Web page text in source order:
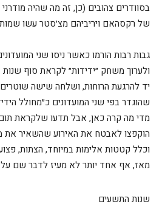
של רקסהאם ויריביהם מצ׳סטר עשו
גבות רבות הורמו כאשר ניסו שני
יד להרגעת הרוחות, ושלחה שישה
שהוגדר בפי שני המועדונים כ״מחולל
מדי מה קרה כאן, אבל תדעו שלקראת
הוקפצו לאבטח את האירוע שהשאיר את
וכלל קטטות אלימות במיוחד, הצתות,
מאז, אף אחד יותר לא מעיז לדבר שם על
שנות התשעים